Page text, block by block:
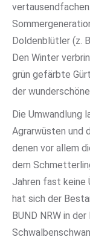
Doldenblütler (z.
Den Winter
grün gefärbte
der
Die Umwandlung
Agrarwüsten und
denen vor allem
dem
Jahren fast keine
hat sich der
BUND NRW in